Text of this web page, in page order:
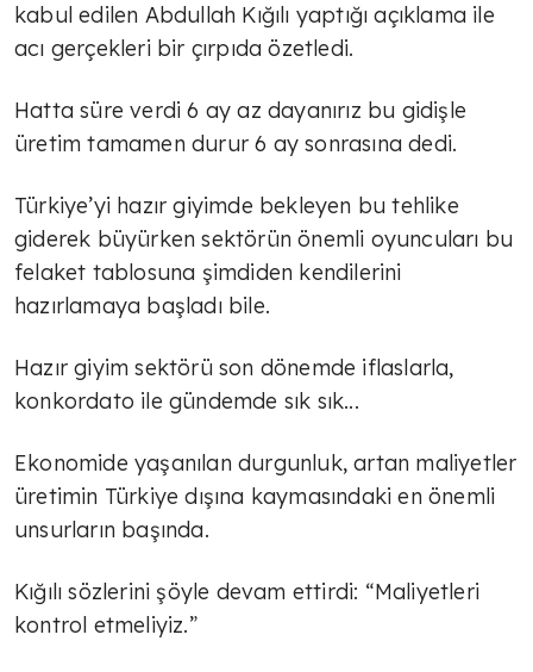
kabul edilen Abdullah Kığılı yaptığı açıklama ile
acı gerçekleri bir çırpıda özetledi.
Hatta süre verdi 6 ay az dayanırız bu gidişle
üretim tamamen durur 6 ay sonrasına dedi.
Türkiye’yi hazır giyimde bekleyen bu tehlike
giderek büyürken sektörün önemli oyuncuları bu
felaket tablosuna şimdiden kendilerini
hazırlamaya başladı bile.
Hazır giyim sektörü son dönemde iflaslarla,
konkordato ile gündemde sık sık...
Ekonomide yaşanılan durgunluk, artan maliyetler
üretimin Türkiye dışına kaymasındaki en önemli
unsurların başında.
Kığılı sözlerini şöyle devam ettirdi: “Maliyetleri
kontrol etmeliyiz.”